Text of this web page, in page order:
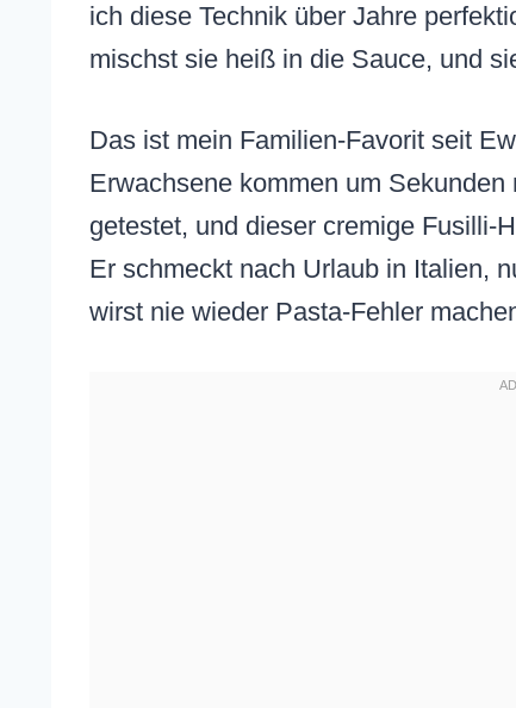
ich diese Technik über Jahre
mischst sie heiß in die Sauce, und
Das ist mein Familien-Favorit seit
Erwachsene kommen um
getestet, und dieser cremige Fusilli-
Er schmeckt nach Urlaub in Italien,
wirst nie wieder Pasta-Fehler